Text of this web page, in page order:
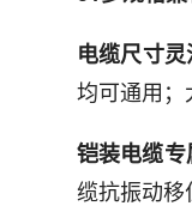
电缆尺寸
均可通用；
铠装电缆
缆抗振动移